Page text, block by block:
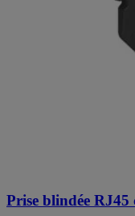
Prise blindée